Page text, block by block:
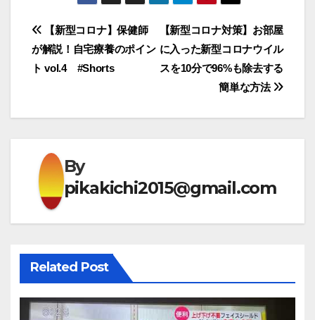
投
稿
ビ
ゲ
ー
シ
ン
【新型コロナ対策】お部屋
に入った新型コロナウイル
スを10分で96%も除去する
簡単な方法
【新型コロナ】保健師
が解説！自宅療養のポイン
ト vol.4 #Shorts
By
pikakichi2015@gmail.com
Related Post